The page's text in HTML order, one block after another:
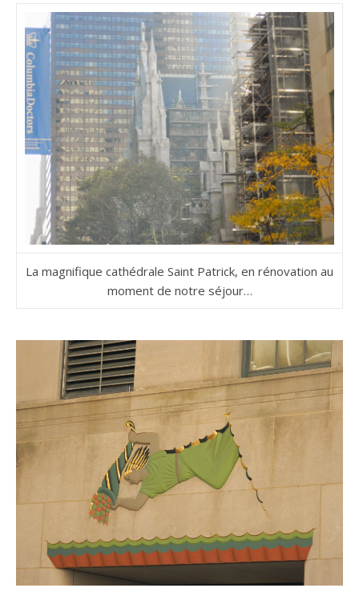
La magnifique cathédrale Saint Patrick, en rénovation au
moment de notre séjour…